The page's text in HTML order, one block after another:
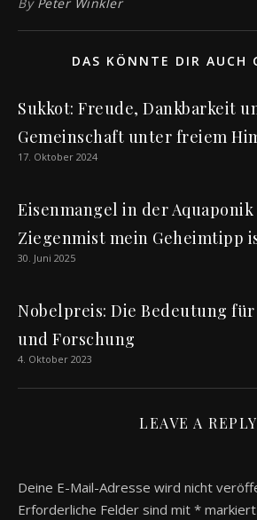
By Peter Winkler
DAS KÖNNTE DIR AUCH
Sukkot: Freude, Dankbarkeit
Gemeinschaft unter freiem
17. Oktober 2024
Eisenmangel in der Aquaponik
Ziegenmist mein Geheimtipp
30. Juni 2025
Nobelpreis: Die Bedeutung für
und Forschung
4. Oktober 2023
LEAVE A REPLY
Deine E-Mail-Adresse wird nicht
Erforderliche Felder sind mit * markiert